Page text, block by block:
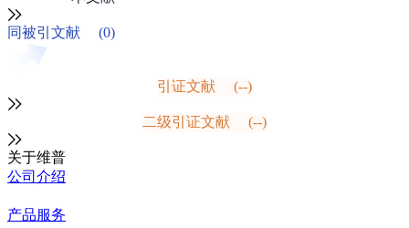
同被引文献 (0)
引证文献 (--)
二级引证文献 (--)
关于维普
公司介绍
产品服务